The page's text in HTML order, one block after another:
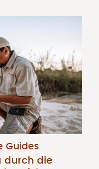
Guides
durch die